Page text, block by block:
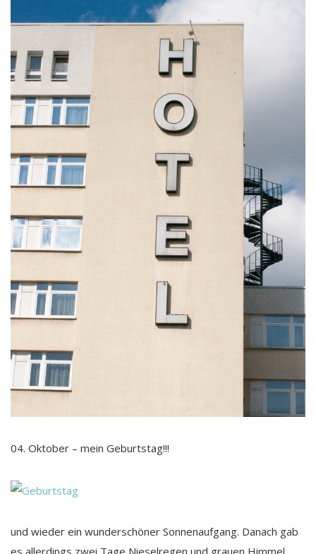
04. Oktober – mein Geburtstag!!!
und wieder ein wunderschöner Sonnenaufgang. Danach gab